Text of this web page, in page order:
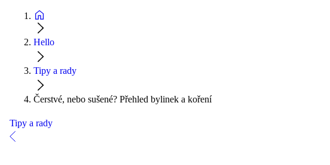
Hello
Tipy a rady
Čerstvé, nebo sušené? Přehled bylinek a koření
Tipy a rady